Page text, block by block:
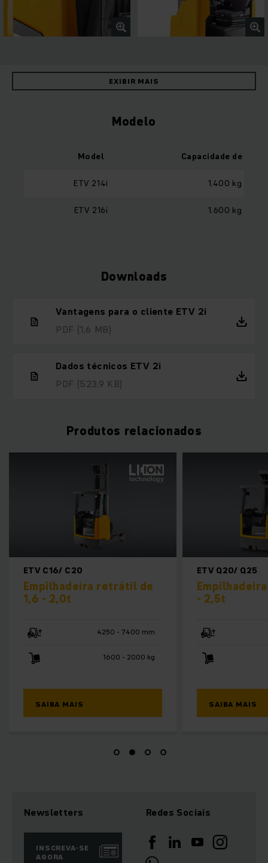
EXIBIR MAIS
Modelo
Model Capacidade de
ETV 214i 1.400 kg
ETV 216i 1.600 kg
Downloads
Vantagens para o cliente ETV 2i
PDF (1,6 MB)
Dados técnicos ETV 2i
PDF (523,9 KB)
Produtos relacionados
ETV C16/ C20
Empilhadeira retrátil de
1,6 - 2,0t
4250 - 7400 mm
1600 - 2000 kg
SAIBA MAIS
ETV Q20/ Q25
- 2,5t
SAIBA MAIS
Newsletters
INSCREVA-SE
AGORA
Redes Sociais